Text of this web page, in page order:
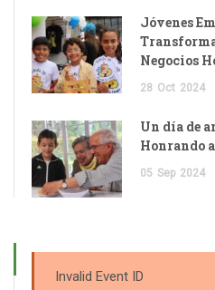
Jóvenes
Negocios
28 Oct 2024
Un día de
Honrando
05 Sep 2024
Invalid Event ID